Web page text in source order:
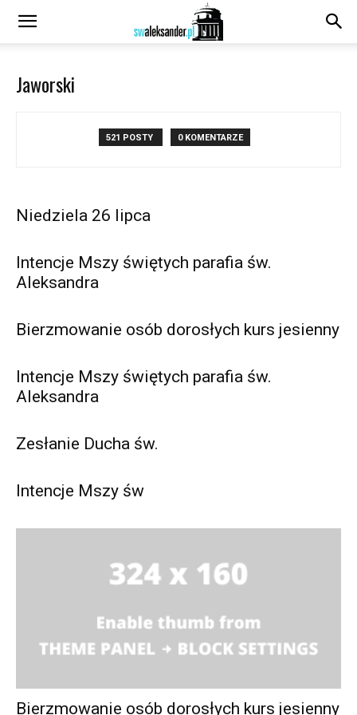
Jaworski
521 POSTY 0 KOMENTARZE
Niedziela 26 lipca
Intencje Mszy świętych parafia św.
Aleksandra
Bierzmowanie osób dorosłych kurs jesienny
Intencje Mszy świętych parafia św.
Aleksandra
Zesłanie Ducha św.
Intencje Mszy św
Bierzmowanie osób dorosłych kurs jesienny